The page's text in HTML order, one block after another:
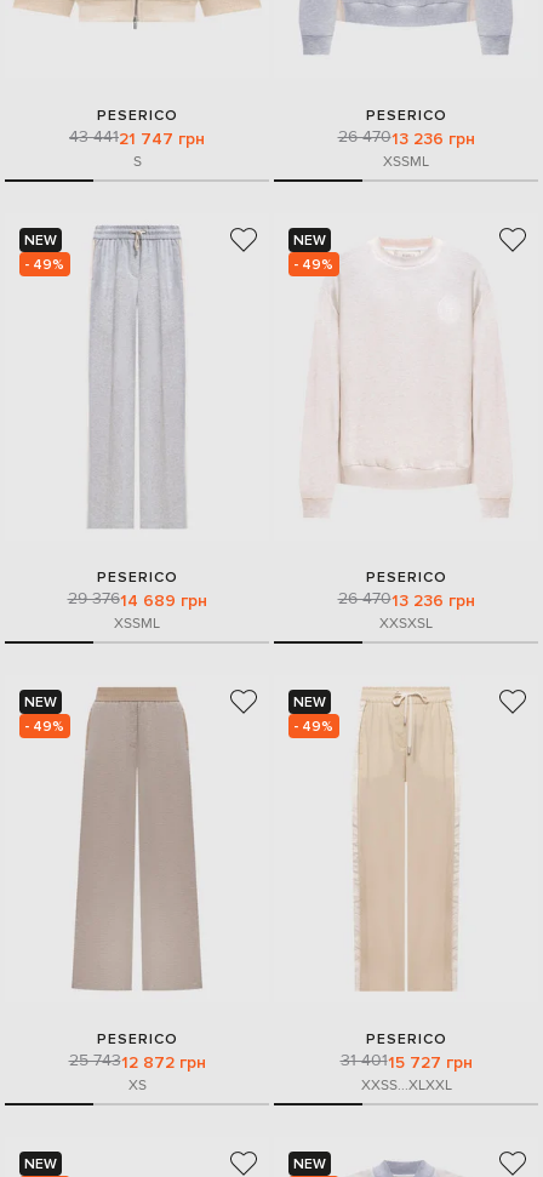
PESERICO
43 44121 747 грн
S
PESERICO
26 47013 236 грн
XSSML
NEW
- 49%
PESERICO
29 37614 689 грн
XSSML
NEW
- 49%
PESERICO
26 47013 236 грн
XXSXSL
NEW
- 49%
PESERICO
25 74312 872 грн
XS
NEW
- 49%
PESERICO
31 40115 727 грн
XXSS...XLXXL
NEW
NEW